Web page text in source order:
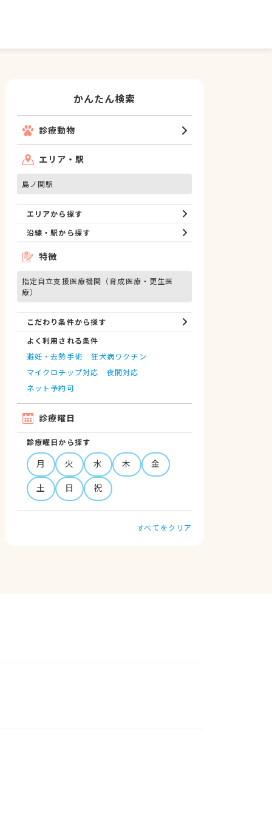
かんたん検索
診療動物
エリア・駅
島ノ関駅
エリアから探す
沿線・駅から探す
特徴
指定自立支援医療機関（育成医療・更生医
療）
こだわり条件から探す
よく利用される条件
避妊・去勢手術
狂犬病ワクチン
マイクロチップ対応
夜間対応
ネット予約可
診療曜日
診療曜日から探す
月 火 水 木
金
土
日 祝
すべてをクリア